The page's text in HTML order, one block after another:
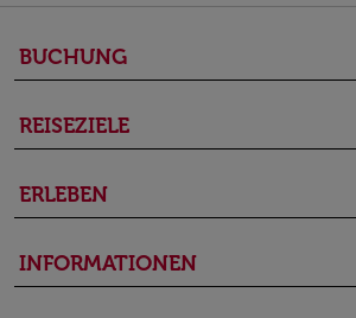
BUCHUNG
REISEZIELE
ERLEBEN
INFORMATIONEN